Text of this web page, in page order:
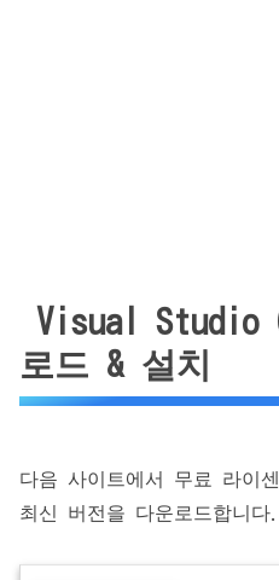
Visual Studio
로드 & 설치
다음 사이트에서 무료 라이
최신 버전을 다운로드합니다.